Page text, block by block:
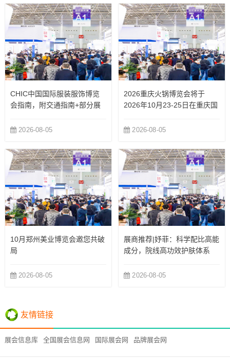
CHIC中国国际服装服饰博览
会指南，附交通指南+部分展
2026-08-05
2026重庆火锅博览会将于
2026年10月23-25日在重庆国
2026-08-05
10月郑州美业博览会邀您共破
局
2026-08-05
展商推荐|妤菲：科学配比高能
成分，院线高功效护肤体系
2026-08-05
友情链接
展会信息库 全国展会信息网 国际展会网 品牌展会网